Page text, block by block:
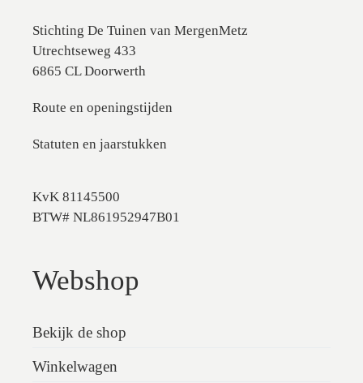
Stichting De Tuinen van MergenMetz
Utrechtseweg 433
6865 CL Doorwerth
Route en openingstijden
Statuten en jaarstukken
KvK 81145500
BTW# NL861952947B01
Webshop
Bekijk de shop
Winkelwagen